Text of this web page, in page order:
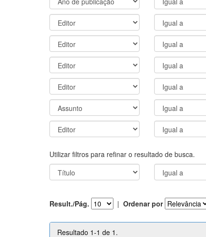
Utilizar filtros para refinar o resultado de busca.
Result./Pág. | Ordenar por
Resultado 1-1 de 1.